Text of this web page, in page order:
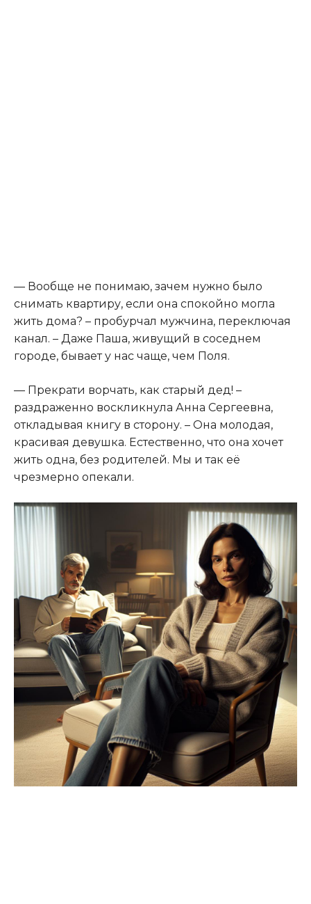
— Вообще не понимаю, зачем нужно было
снимать квартиру, если она спокойно могла
жить дома? – пробурчал мужчина, переключая
канал. – Даже Паша, живущий в соседнем
городе, бывает у нас чаще, чем Поля.
— Прекрати ворчать, как старый дед! –
раздраженно воскликнула Анна Сергеевна,
откладывая книгу в сторону. – Она молодая,
красивая девушка. Естественно, что она хочет
жить одна, без родителей. Мы и так её
чрезмерно опекали.